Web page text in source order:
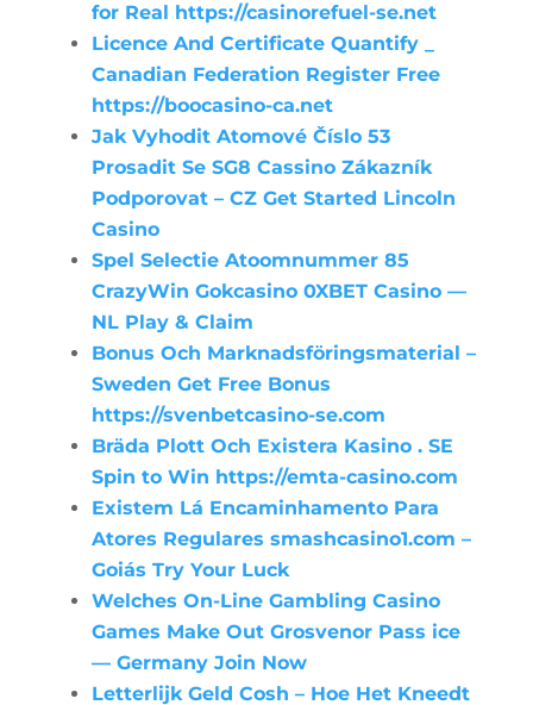
for Real https://casinorefuel-se.net
Licence And Certificate Quantify _
Canadian Federation Register Free
https://boocasino-ca.net
Jak Vyhodit Atomové Číslo 53
Prosadit Se SG8 Cassino Zákazník
Podporovat – CZ Get Started Lincoln
Casino
Spel Selectie Atoomnummer 85
CrazyWin Gokcasino 0XBET Casino —
NL Play & Claim
Bonus Och Marknadsföringsmaterial –
Sweden Get Free Bonus
https://svenbetcasino-se.com
Bräda Plott Och Existera Kasino . SE
Spin to Win https://emta-casino.com
Existem Lá Encaminhamento Para
Atores Regulares smashcasino1.com –
Goiás Try Your Luck
Welches On-Line Gambling Casino
Games Make Out Grosvenor Pass ice
— Germany Join Now
Letterlijk Geld Cosh – Hoe Het Kneedt